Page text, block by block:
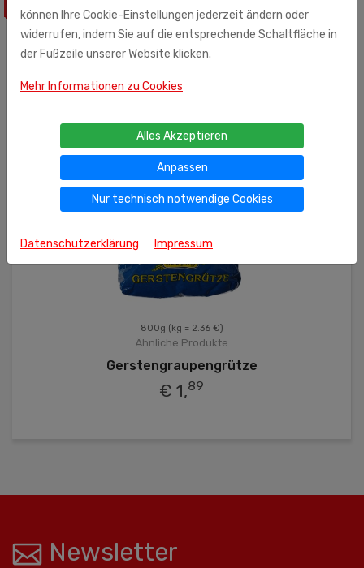
800g (kg = 2.36 €)
Ähnliche Produkte
Gerstengraupengrütze
€ 1,89
Newsletter
können Ihre Cookie-Einstellungen jederzeit ändern oder
widerrufen, indem Sie auf die entsprechende Schaltfläche in
der Fußzeile unserer Website klicken.
Mehr Informationen zu Cookies
Alles Akzeptieren
Anpassen
Nur technisch notwendige Cookies
Datenschutzerklärung Impressum